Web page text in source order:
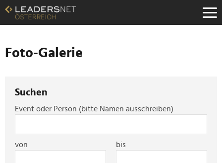
Zum
Inhalt
Zur
Navigation
ZurFoto-Galerie
Suchen
Event oder Person (bitte Namen ausschreiben)
von bis